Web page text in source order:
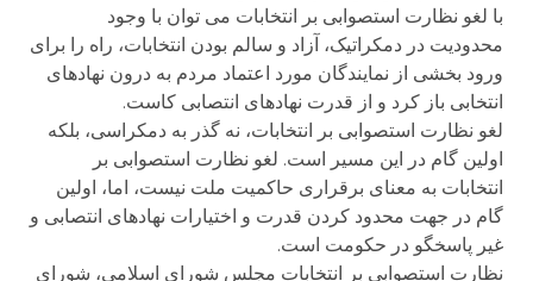
با لغو نظارت استصوابی بر انتخابات می توان با وجود
محدودیت در دمکراتیک، آزاد و سالم بودن انتخابات، راه را برای
ورود بخشی از نمایندگان مورد اعتماد مردم به درون نهادهای
انتخابی باز کرد و از قدرت نهادهای انتصابی کاست.
لغو نظارت استصوابی بر انتخابات، نه گذر به دمکراسی، بلکه
اولین گام در این مسیر است. لغو نظارت استصوابی بر
انتخابات به معنای برقراری حاکمیت ملت نیست، اما، اولین
گام در جهت محدود کردن قدرت و اختیارات نهادهای انتصابی و
غیر پاسخگو در حکومت است.
نظارت استصوابی بر انتخابات مجلس شورای اسلامی، شورای